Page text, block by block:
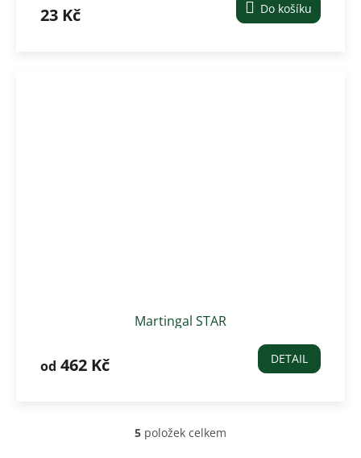
23 Kč Do košíku
Martingal STAR
od 462 Kč DETAIL
O
5 položek celkem